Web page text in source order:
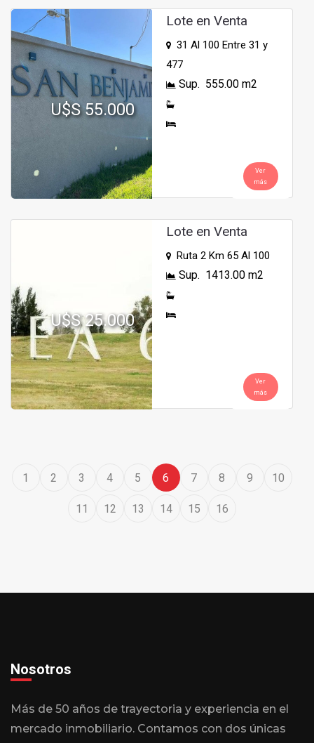
U$S 55.000
Lote en Venta
31 Al 100 Entre 31 y
477
Sup. 555.00 m2
Ver
más
U$S 25.000
Lote en Venta
Ruta 2 Km 65 Al 100
Sup. 1413.00 m2
Ver
más
1 2 3 4 5 6 7 8 9 10
11 12 13 14 15 16
Nosotros
Más de 50 años de trayectoria y experiencia en el
mercado inmobiliario. Contamos con dos únicas